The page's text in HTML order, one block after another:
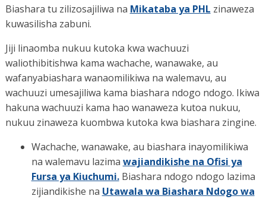
Biashara tu zilizosajiliwa na Mikataba ya PHL zinaweza
kuwasilisha zabuni.
Jiji linaomba nukuu kutoka kwa wachuuzi
waliothibitishwa kama wachache, wanawake, au
wafanyabiashara wanaomilikiwa na walemavu, au
wachuuzi umesajiliwa kama biashara ndogo ndogo. Ikiwa
hakuna wachuuzi kama hao wanaweza kutoa nukuu,
nukuu zinaweza kuombwa kutoka kwa biashara zingine.
Wachache, wanawake, au biashara inayomilikiwa
na walemavu lazima wajiandikishe na Ofisi ya
Fursa ya Kiuchumi.Biashara ndogo ndogo lazima
zijiandikishe na Utawala wa Biashara Ndogo wa